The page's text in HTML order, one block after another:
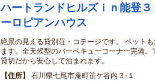
ハートランドヒルズｉｎ能登３
ーロピアンハウス
絶景の見える貸別荘・コテージです。 ペット
ます。全天候型のバーベキューコーナー完備。
貸切だから安心して泊まれます。
住所
石川県七尾市庵町笹ケ谷内３‐１